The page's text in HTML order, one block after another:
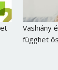
Vashiány
függhet